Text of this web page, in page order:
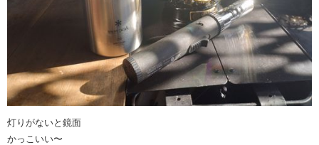
灯りがないと鏡面
かっこいい〜